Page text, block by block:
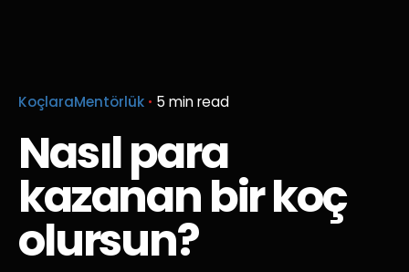
KoçlaraMentörlük 5 min read
Nasıl para
kazanan bir koç
olursun?